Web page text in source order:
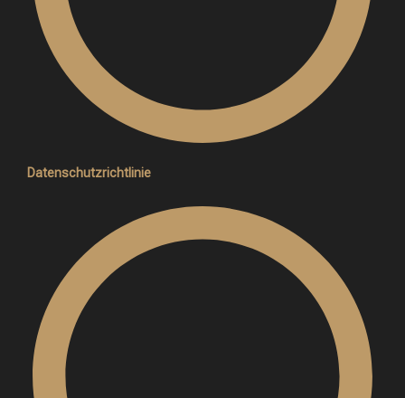
Datenschutzrichtlinie